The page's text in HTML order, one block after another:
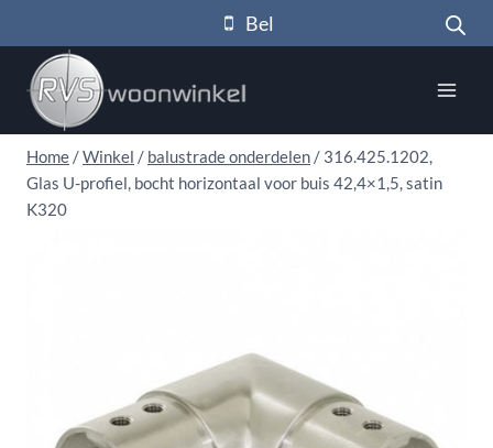
naar
inhoud
Bel
Home /Winkel / balustrade onderdelen / 316.425.1202,
Glas U-profiel, bocht horizontaal voor buis 42,4×1,5, satin
K320